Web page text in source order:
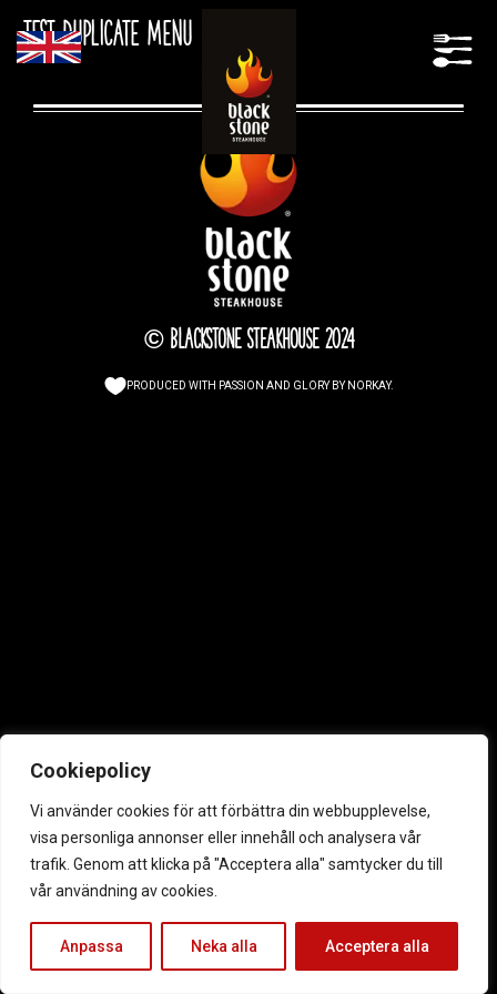
Cookiepolicy
Vi använder cookies för att förbättra din webbupplevelse,
visa personliga annonser eller innehåll och analysera vår
trafik. Genom att klicka på "Acceptera alla" samtycker du till
vår användning av cookies.
Anpassa Neka alla Acceptera alla
test duplicate menu
© Blackstone Steakhouse 2024
PRODUCED WITH PASSION AND GLORY BY NORKAY.